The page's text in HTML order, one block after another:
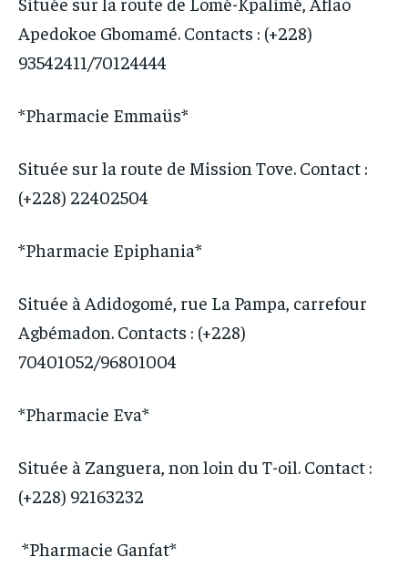
Apedokoe Gbomamé. Contacts : (+228)
93542411/70124444
*Pharmacie Emmaüs*
Située sur la route de Mission Tove. Contact :
(+228) 22402504
*Pharmacie Epiphania*
Située à Adidogomé, rue La Pampa, carrefour
Agbémadon. Contacts : (+228)
70401052/96801004
*Pharmacie Eva*
Située à Zanguera, non loin du T-oil. Contact :
(+228) 92163232
*Pharmacie Ganfat*